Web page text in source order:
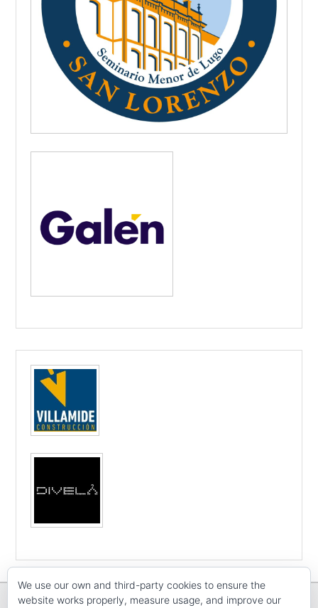
We use our own and third-party cookies to ensure the
website works properly, measure usage, and improve our